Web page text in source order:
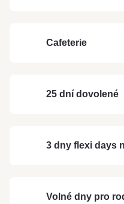
Cafeterie
25 dní dovolené
3 dny flexi days
Volné dny pro